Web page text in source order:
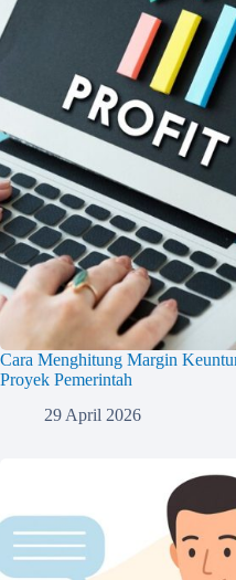
Cara Menghitung Margin
Proyek Pemerintah
29 April 2026